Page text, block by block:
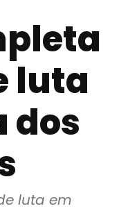
luta
dos
luta em